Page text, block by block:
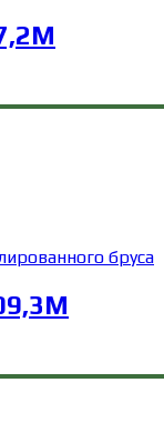
бруса